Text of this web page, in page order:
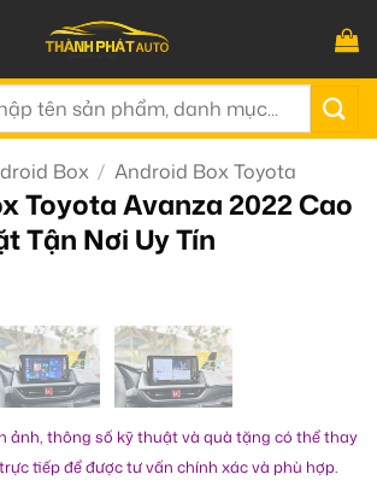
Box / Android Box Toyota
Toyota Avanza 2022 Cao
Tận Nơi Uy Tín
ảnh, thông số kỹ thuật và quà tặng có thể thay
tiếp để được tư vấn chính xác và phù hợp.